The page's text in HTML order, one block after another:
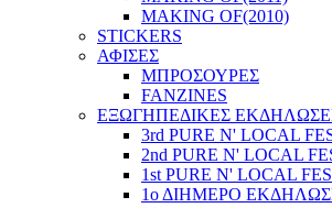
MAKING OF(2010)
STICKERS
ΑΦΙΣΕΣ
ΜΠΡΟΣΟΥΡΕΣ
FANZINES
ΕΞΩΓΗΠΕΔΙΚΕΣ
3rd PURE N' LOCAL
2nd PURE N' LOCAL
1st PURE N' LOCAL
1ο ΔΙΗΜΕΡΟ